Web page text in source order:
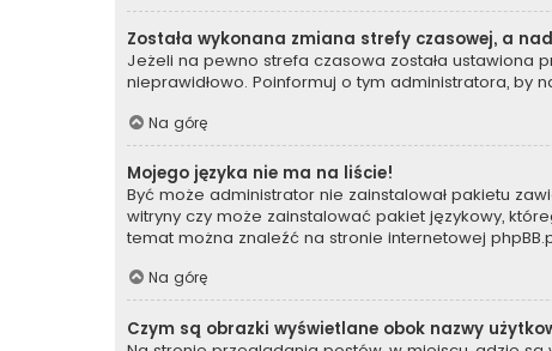
Została wykonana zmiana strefy czasowej, a
Jeżeli na pewno strefa czasowa została ustawiona
nieprawidłowo. Poinformuj o tym administratora, by
Na górę
Mojego języka nie ma na liście!
Być może administrator nie zainstalował pakietu
witryny czy może zainstalować pakiet językowy,
temat można znaleźć na stronie internetowej
Na górę
Czym są obrazki wyświetlane obok nazwy